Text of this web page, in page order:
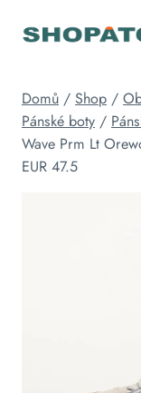
Domů / Shop /
Pánské boty /
Wave Prm Lt
EUR 47.5